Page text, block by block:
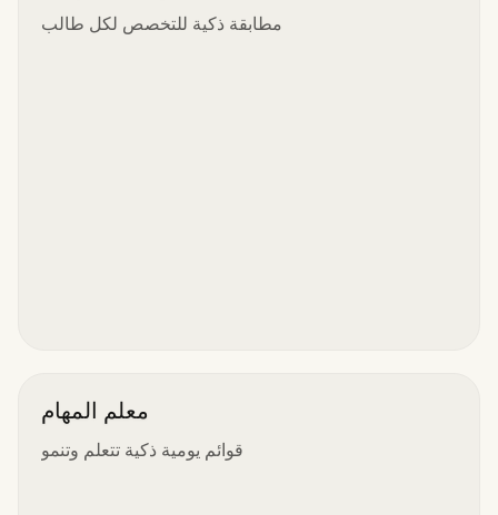
مطابقة ذكية للتخصص لكل طالب
معلم المهام
قوائم يومية ذكية تتعلم وتنمو